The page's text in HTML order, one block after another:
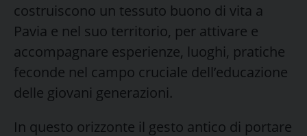
costruiscono un tessuto buono di vita a
Pavia e nel suo territorio, per attivare e
accompagnare esperienze, luoghi, pratiche
feconde nel campo cruciale dell’educazione
delle giovani generazioni.
In questo orizzonte il gesto antico di portare